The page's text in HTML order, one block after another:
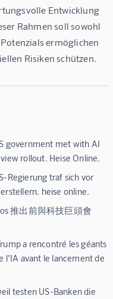
Entwicklung
Rahmen soll sowohl
ermöglichen
Risiken schützen.
government met with AI
rollout. Heise Online.
Regierung traf sich vor
heise online.
推出前與科技巨頭會
a rencontré les géants
l’IA avant le lancement de
testen US-Banken die